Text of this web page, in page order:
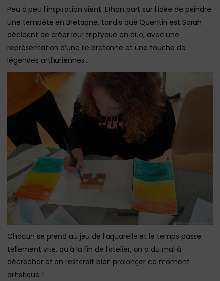
Peu à peu l’inspiration vient. Ethan part sur l’idée de peindre
une tempête en Bretagne, tandis que Quentin est Sarah
décident de créer leur triptyque en duo, avec une
représentation d’une île bretonne et une touche de
légendes arthuriennes…
Chacun se prend au jeu de l’aquarelle et le temps passe
tellement vite, qu’à la fin de l’atelier, on a du mal à
décrocher et on resterait bien prolonger ce moment
artistique !